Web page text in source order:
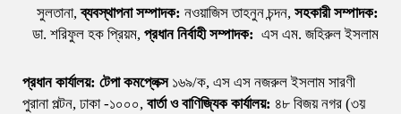
সুলতানা,ব্যবস্থাপনা সম্পাদক: নওয়াজিস তাহনুন চন্দন, সহকারী সম্পাদক:
ডা. শরিফুল হক প্রিয়ম, প্রধান নির্বাহী সম্পাদক: এস এম. জহিরুল ইসলাম
প্রধান কার্যালয়: টেপা কমপ্লেক্স ১৬৯/ক, এস এস নজরুল ইসলাম সারণী
পুরানা পল্টন, ঢাকা -১০০০, বার্তা ও বাণিজ্যিক কার্যালয়: ৪৮ বিজয় নগর (৩য়